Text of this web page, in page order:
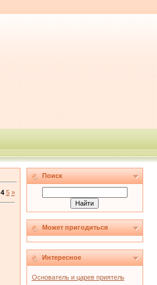
4 5 »
Поиск
Может пригодиться
Интересное
Основатель и царев приятель